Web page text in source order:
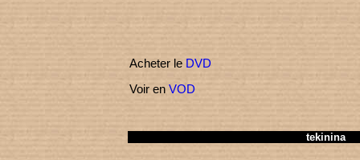
Acheter le DVD
Voir en VOD
tekinina